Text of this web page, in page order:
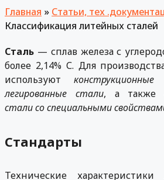
Главная » Статьи, тех
Классификация литейных сталей
Сталь — сплав железа с
более 2,14% С. Для
используют конструкционные
легированные стали, а также
стали со специальными
Стандарты
Технические